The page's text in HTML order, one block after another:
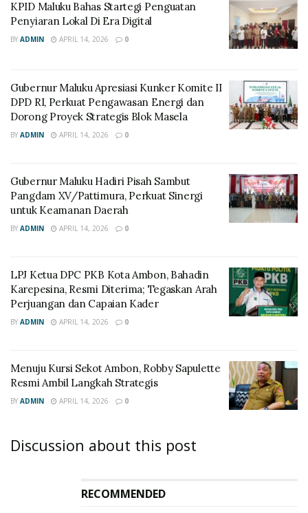
KPID Maluku Bahas Startegi Penguatan
Penyiaran Lokal Di Era Digital
BY ADMIN APRIL 14, 2026 0
Gubernur Maluku Apresiasi Kunker Komite II
DPD RI, Perkuat Pengawasan Energi dan
Dorong Proyek Strategis Blok Masela
BY ADMIN APRIL 14, 2026 0
Gubernur Maluku Hadiri Pisah Sambut
Pangdam XV/Pattimura, Perkuat Sinergi
untuk Keamanan Daerah
BY ADMIN APRIL 14, 2026 0
LPJ Ketua DPC PKB Kota Ambon, Bahadin
Karepesina, Resmi Diterima; Tegaskan Arah
Perjuangan dan Capaian Kader
BY ADMIN APRIL 14, 2026 0
Menuju Kursi Sekot Ambon, Robby Sapulette
Resmi Ambil Langkah Strategis
BY ADMIN APRIL 14, 2026 0
Discussion about this post
RECOMMENDED